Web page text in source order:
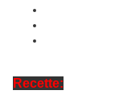
Recette: